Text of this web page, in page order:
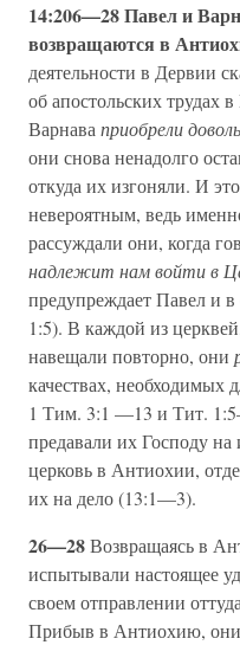
14:206—28 Павел и
возвращаются в
деятельности в Дервии
об апостольских трудах
Варнава приобрели
они снова ненадолго
откуда их изгоняли. И
невероятным, ведь
рассуждали они, когда
надлежит нам войти в
предупреждает Павел и
1:5). В каждой из
навещали повторно, они
качествах, необходимых
1 Тим. 3:1 —13 и Тит.
предавали их Господу
церковь в Антиохии,
их на дело (13:1—3).
26—28Возвращаясь в
испытывали настоящее
своем отправлении оттуда
Прибыв в Антиохию, они